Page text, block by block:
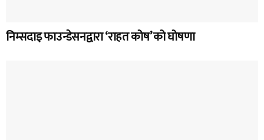
निम्सदाइ फाउन्डेसनद्वारा ‘राहत कोष’ को घोषणा